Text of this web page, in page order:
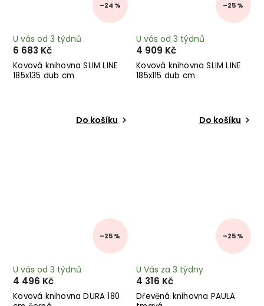
–24 %
Kovová knihovna SLIM LINE
185x135 dub cm
U vás od 3 týdnů
6 683 Kč
Do košíku
–25 %
Kovová knihovna SLIM LINE
185x115 dub cm
U vás od 3 týdnů
4 909 Kč
Do košíku
–25 %
Kovová knihovna DURA 180
U vás od 3 týdnů
4 496 Kč
–25 %
Dřevěná knihovna PAULA
U Vás za 3 týdny
4 316 Kč